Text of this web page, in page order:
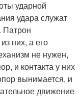
ударной
удара служат
Патрон
них, а его
не нужен,
и контакта у них
вынимается, и
движение